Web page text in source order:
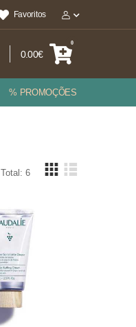
Favoritos
0.00€
0
% PROMOÇÕES
Total: 6